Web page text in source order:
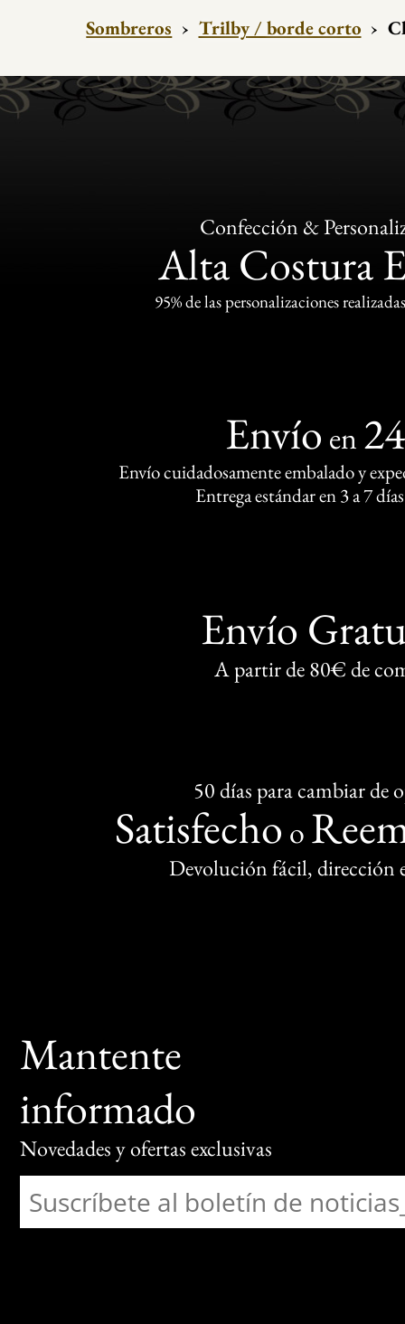
Sombreros › Trilby / borde corto ›
Confección &
Alta Costura
95% de las personalizaciones
Envío en
Envío cuidadosamente embalado y
Entrega estándar en 3 a 7
Envío
A partir de 80€ de
50 días para cambiar de
Satisfecho o
Devolución fácil, dirección
Mantente
informado
Novedades y ofertas exclusivas